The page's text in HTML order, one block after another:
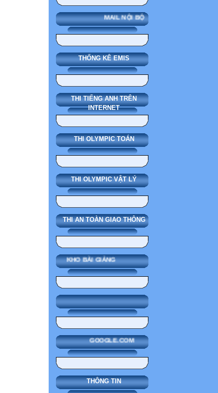
MAIL NỘI BỘ
THỐNG KÊ EMIS
THI TIẾNG ANH TRÊN
INTERNET
THI OLYMPIC TOÁN
THI OLYMPIC VẬT LÝ
THI AN TOÀN GIAO THÔNG
KHO BÀI GIẢNG
GOOGLE.COM
THÔNG TIN